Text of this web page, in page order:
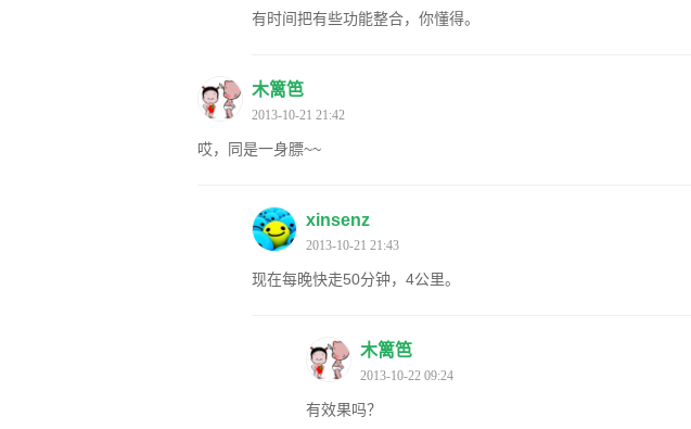
有时间把有些功能整合，你懂得。
木篱笆
2013-10-21 21:42
哎，同是一身膘~~
xinsenz
2013-10-21 21:43
现在每晚快走50分钟，4公里。
木篱笆
2013-10-22 09:24
有效果吗？